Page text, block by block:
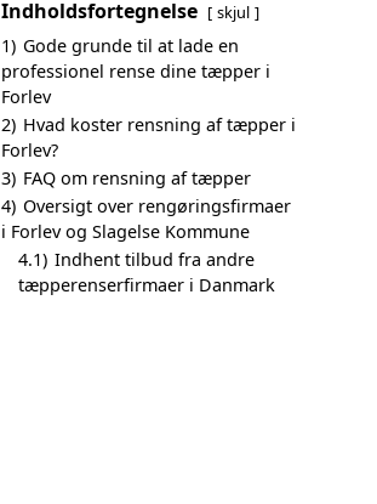
Indholdsfortegnelse skjul
1) Gode grunde til at lade en
professionel rense dine tæpper i
Forlev
2) Hvad koster rensning af tæpper i
Forlev?
3) FAQ om rensning af tæpper
4) Oversigt over rengøringsfirmaer
i Forlev og Slagelse Kommune
4.1) Indhent tilbud fra andre
tæpperenserfirmaer i Danmark